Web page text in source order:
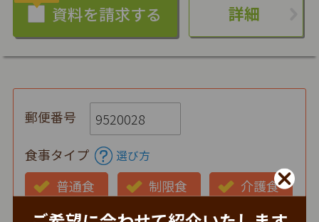
詳細
郵便番号
食事タイプ 選び方
普通食 制限食
介護食